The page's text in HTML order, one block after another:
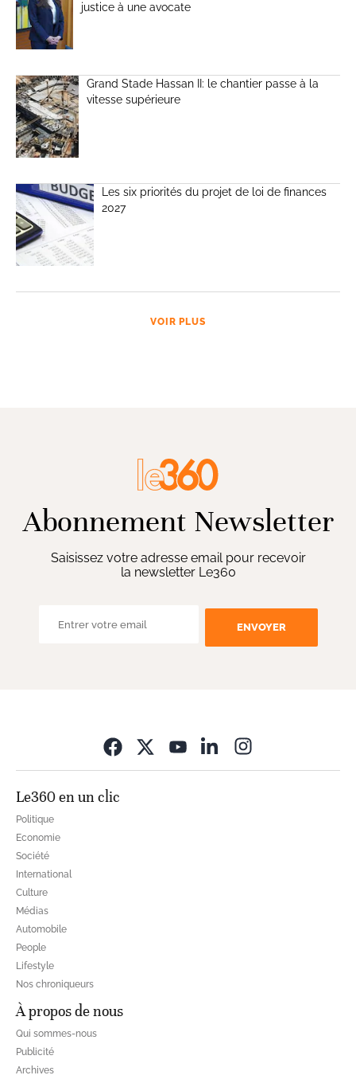
justice à une avocate
Grand Stade Hassan II: le chantier passe à la
vitesse supérieure
Les six priorités du projet de loi de finances
2027
VOIR PLUS
Abonnement Newsletter
Saisissez votre adresse email pour recevoir
la newsletter Le360
ENVOYER
Le360 en un clic
Politique
Economie
Société
International
Culture
Médias
Automobile
People
Lifestyle
Nos chroniqueurs
À propos de nous
Qui sommes-nous
Publicité
Archives